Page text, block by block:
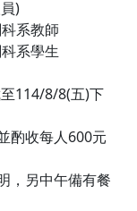
)
系教師
系學生
114/8/8(五)下
酌收每人600元
，另中午備有餐